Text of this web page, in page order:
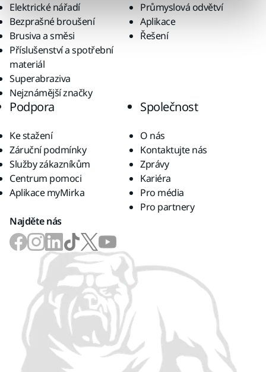
Elektrické nářadí
Bezprašné broušení
Brusiva a směsi
Příslušenství a spotřební
materiál
Superabraziva
Nejznámější značky
Průmyslová odvětví
Aplikace
Řešení
Podpora
Ke stažení
Záruční podmínky
Služby zákazníkům
Centrum pomoci
Aplikace myMirka
Společnost
O nás
Kontaktujte nás
Zprávy
Kariéra
Pro média
Pro partnery
Najděte nás